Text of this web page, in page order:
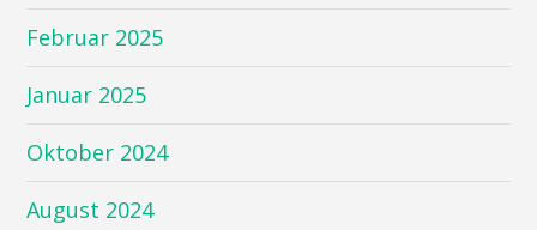
Februar 2025
Januar 2025
Oktober 2024
August 2024